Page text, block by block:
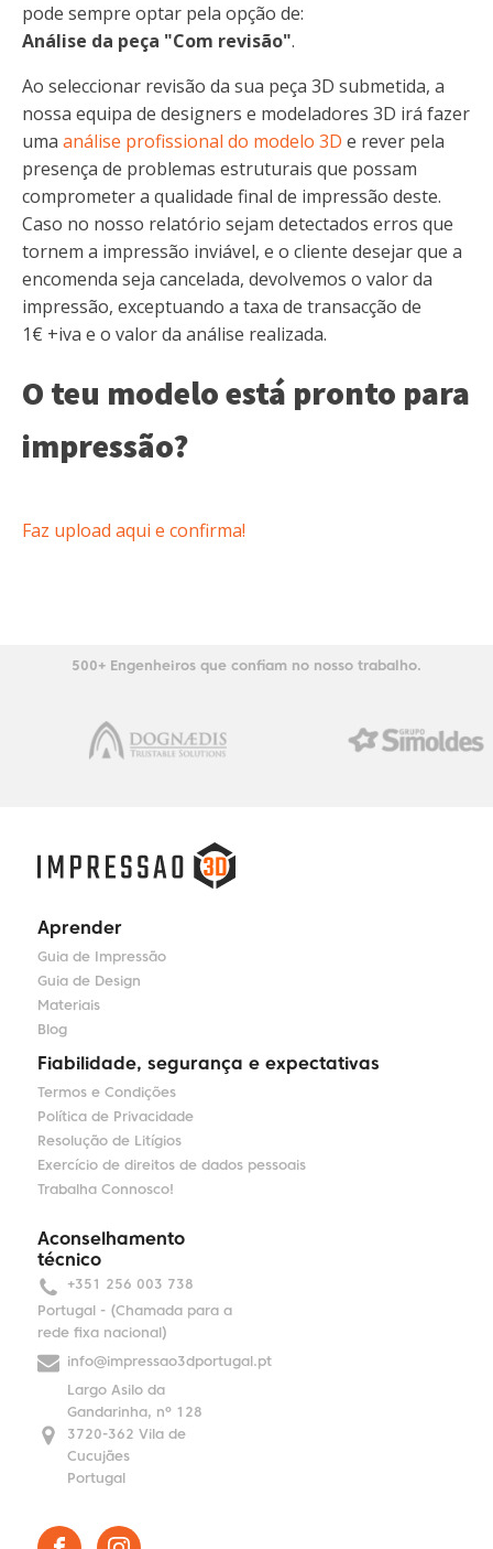
pode sempre optar pela opção de:
Análise da peça "Com revisão".
Ao seleccionar revisão da sua peça 3D submetida, a
nossa equipa de designers e modeladores 3D irá fazer
uma análise profissional do modelo 3D e rever pela
presença de problemas estruturais que possam
comprometer a qualidade final de impressão deste.
Caso no nosso relatório sejam detectados erros que
tornem a impressão inviável, e o cliente desejar que a
encomenda seja cancelada, devolvemos o valor da
impressão, exceptuando a taxa de transacção de
1€ +iva e o valor da análise realizada.
O teu modelo está pronto para
impressão?
Faz upload aqui e confirma!
500+ Engenheiros que confiam no nosso trabalho.
Aprender
Guia de Impressão
Guia de Design
Materiais
Blog
Fiabilidade, segurança e expectativas
Termos e Condições
Política de Privacidade
Resolução de Litígios
Exercício de direitos de dados pessoais
Trabalha Connosco!
Aconselhamento
técnico
+351 256 003 738
Portugal - (Chamada para a
rede fixa nacional)
info@impressao3dportugal.pt
Largo Asilo da
Gandarinha, nº 128
3720-362 Vila de
Cucujães
Portugal